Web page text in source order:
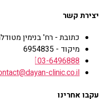
יצירת קשר
כתובת - רח' בנימין מטודלה 39
מיקוד - 6954835
03-6496888
clinic.co.il
עקבו אחרינו